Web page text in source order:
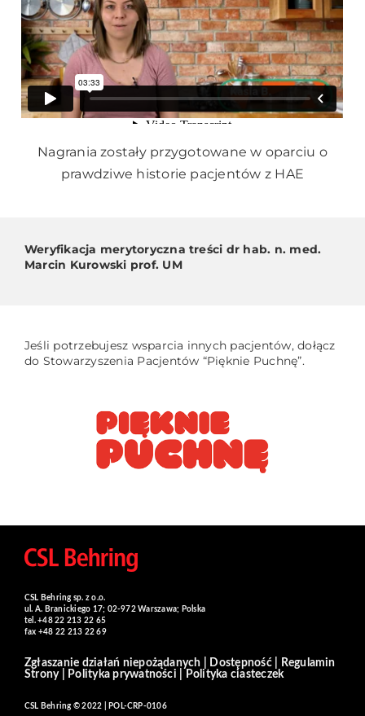
Nagrania zostały przygotowane w oparciu o
prawdziwe historie pacjentów z HAE
Weryfikacja merytoryczna treści dr hab. n. med.
Marcin Kurowski prof. UM
Jeśli potrzebujesz wsparcia innych pacjentów, dołącz
do Stowarzyszenia Pacjentów “Pięknie Puchnę”.
CSL Behring sp. z o.o.
ul. A. Branickiego 17; 02-972 Warszawa; Polska
tel. +48 22 213 22 65
fax +48 22 213 22 69
Zgłaszanie działań niepożądanych Dostępność|
Regulamin
Strony| Polityka prywatności Polityka ciasteczek
CSL Behring © 2022 | POL-CRP-0106